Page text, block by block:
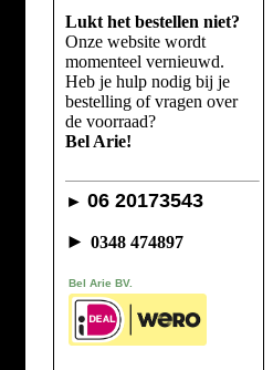
Lukt het bestellen niet?
Onze website wordt
momenteel vernieuwd.
Heb je hulp nodig bij je
bestelling of vragen over
de voorraad?
Bel Arie!
► 06 20173543
► 0348 474897
Bel Arie BV.